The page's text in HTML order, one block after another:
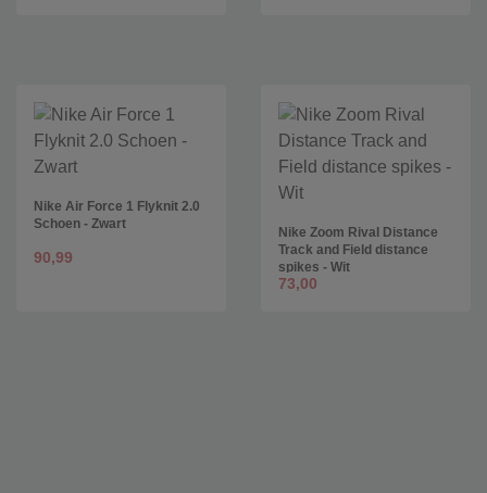
Nike Air Force 1 Flyknit 2.0
Schoen - Zwart
90,99
Nike Zoom Rival Distance
Track and Field distance
spikes - Wit
73,00